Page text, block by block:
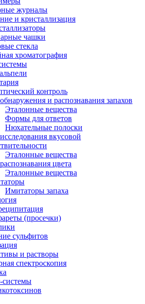
журналы
и кристаллизация
чашки
стекла
хроматография
контроль
и распознавания запахов
Эталонные вещества
Формы для ответов
Нюхательные полоски
вкусовой
Эталонные вещества
цвета
Эталонные вещества
Имитаторы запаха
(просечки)
сульфитов
и растворы
спектроскопия
системы